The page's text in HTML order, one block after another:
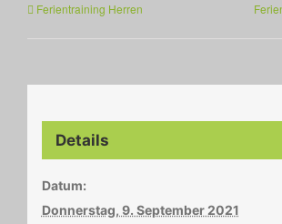
Ferientraining Herren
Details
Datum:
Donnerstag, 9. September 2021